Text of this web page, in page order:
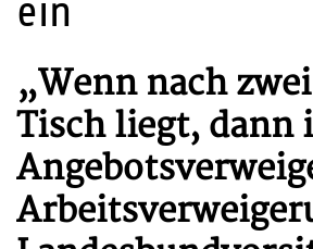
ein
„Wenn nach
Tisch liegt, dann